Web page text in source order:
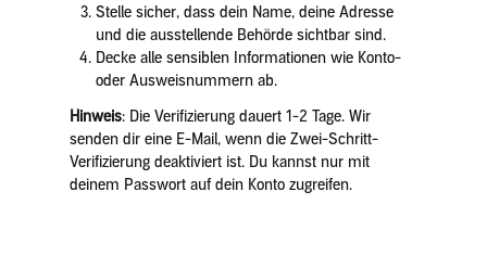
Stelle sicher, dass dein Name, deine Adresse
und die ausstellende Behörde sichtbar sind.
Decke alle sensiblen Informationen wie Konto-
oder Ausweisnummern ab.
Hinweis: Die Verifizierung dauert 1-2 Tage. Wir
senden dir eine E-Mail, wenn die Zwei-Schritt-
Verifizierung deaktiviert ist. Du kannst nur mit
deinem Passwort auf dein Konto zugreifen.